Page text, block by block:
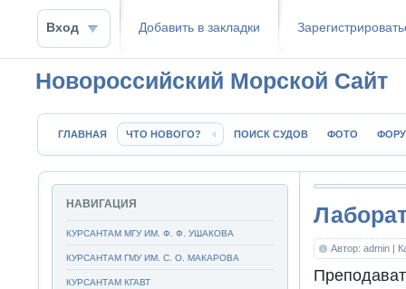
Вход Добавить в закладки
Новороссийский Морской Сайт
ГЛАВНАЯ ЧТО НОВОГО? ПОИСК СУДОВ ФОТО
Автор: admin |
НАВИГАЦИЯ
КУРСАНТАМ МГУ ИМ. Ф. Ф. УШАКОВА
КУРСАНТАМ ГМУ ИМ. С. О. МАКАРОВА
КУРСАНТАМ КГАВТ